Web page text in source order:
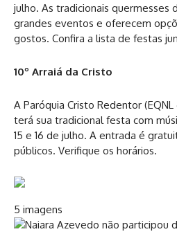
julho. As tradicionais quermesses
grandes eventos e oferecem
gostos. Confira a lista de festas
10º Arraiá da Cristo
A Paróquia Cristo Redentor
terá sua tradicional festa com
15 e 16 de julho. A entrada é
públicos. Verifique os horários.
5 imagens